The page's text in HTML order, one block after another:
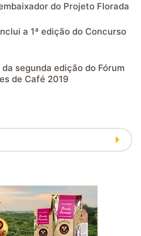
do Projeto Florada
a 1ª edição do Concurso
segunda edição do Fórum
de Café 2019